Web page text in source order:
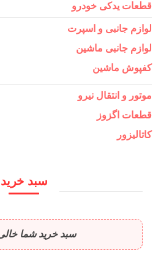
قطعات یدکی خودرو
لوازم جانبی و اسپرت
لوازم جانبی ماشین
کفپوش ماشین
موتور و انتقال نیرو
قطعات اگزوز
کاتالیزور
سبد خرید
سبد خرید شما